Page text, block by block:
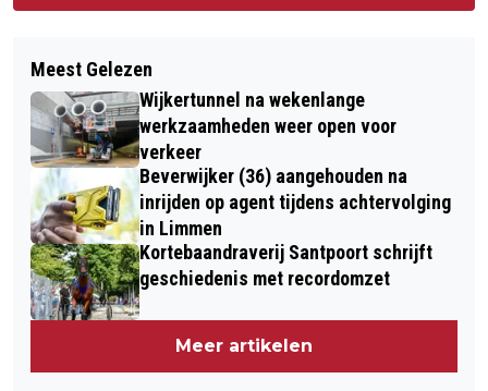
Meest Gelezen
Wijkertunnel na wekenlange
werkzaamheden weer open voor
verkeer
Beverwijker (36) aangehouden na
inrijden op agent tijdens achtervolging
in Limmen
Kortebaandraverij Santpoort schrijft
geschiedenis met recordomzet
Meer artikelen